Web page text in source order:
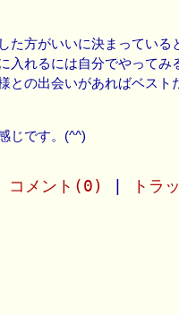
た方がいいに決まっている
入れるには自分でやってみ
との出会いがあればベスト
じです。(^^)
コメント(0) トラ